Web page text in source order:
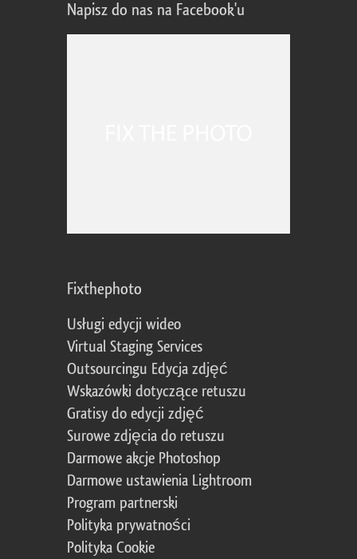
Napisz do nas na Facebook'u
Fixthephoto
Usługi edycji wideo
Virtual Staging Services
Outsourcingu Edycja zdjęć
Wskazówki dotyczące retuszu
Gratisy do edycji zdjęć
Surowe zdjęcia do retuszu
Darmowe akcje Photoshop
Darmowe ustawienia Lightroom
Program partnerski
Polityka prywatności
Polityka Cookie